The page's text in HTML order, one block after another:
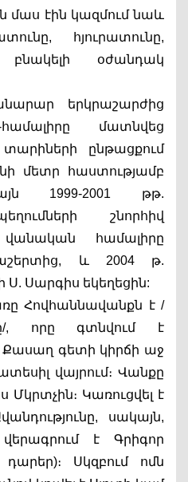
մաս էին կազմում նաև
հյուրատունը,
օժանդակ
երկրաշարժից
մատնվեց
ընթացքում
մետր հաստությամբ
1999-2001 թթ.
շնորհիվ
համալիրը
և 2004 թ.
Սարգիս եկեղեցին:
Հովհաննավանքն է /
, որը գտնվում է
Քասաղ գետի կիրճի աջ
վայրում։ Վանքը
Մկրտչին։ Կառուցվել է
սակայն,
է Գրիգոր
դարեր)։ Սկզբում ոմն